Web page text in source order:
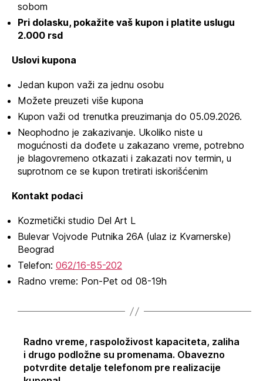
sobom
Pri dolasku, pokažite vaš kupon i platite uslugu
2.000 rsd
Uslovi kupona
Jedan kupon važi za jednu osobu
Možete preuzeti više kupona
Kupon važi od trenutka preuzimanja do 05.09.2026.
Neophodno je zakazivanje. Ukoliko niste u
mogućnosti da dođete u zakazano vreme, potrebno
je blagovremeno otkazati i zakazati nov termin, u
suprotnom ce se kupon tretirati iskorišćenim
Kontakt podaci
Kozmetički studio Del Art L
Bulevar Vojvode Putnika 26A (ulaz iz Kvarnerske)
Beograd
Telefon: 062/16-85-202
Radno vreme: Pon-Pet od 08-19h
Radno vreme, raspoloživost kapaciteta, zaliha
i drugo podložne su promenama. Obavezno
potvrdite detalje telefonom pre realizacije